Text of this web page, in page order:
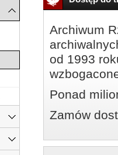
Archiwum
od 1993
Ponad
Zamów